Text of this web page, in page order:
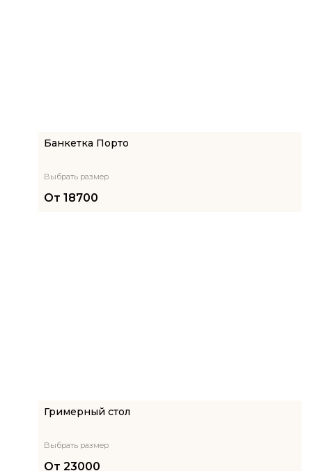
Банкетка Порто
Выбрать размер
От 18700
Гримерный стол
Выбрать размер
От 23000